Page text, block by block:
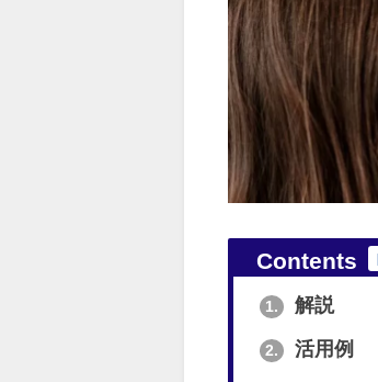
Contents
1. 解説
2. 活用例